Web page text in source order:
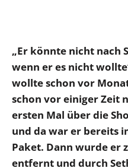
„Er könnte nicht nach
wenn er es nicht
wollte schon vor
schon vor einiger Zeit
ersten Mal über die
und da war er bereits
Paket. Dann wurde er
entfernt und durch